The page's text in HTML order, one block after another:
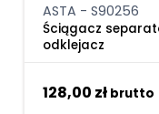
ASTA - S90256
Ściągacz
odklejacz
128,00 zł brutto